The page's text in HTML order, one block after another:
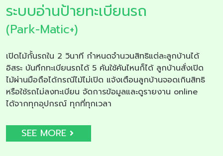
ระบบอ่านป้ายทะเบียนรถ
(Park-Matic+)
เปิดไม้กั้นรถใน 2 วินาที กำหนดจำนวนสิทธิแต่ละลูกบ้านได้
อิสระ บันทึกทะเบียนรถได้ 5 คันใช้คันไหนก็ได้ ลูกบ้านสั่งเปิด
ไม้ผ่านมือถือได้กรณีไม้ไม่เปิด แจ้งเตือนลูกบ้านจอดเกินสิทธิ
หรือใช้รถไม่ลงทะเบียน จัดการข้อมูลและดูรายงาน online
ได้จากทุกอุปกรณ์ ทุกที่ทุกเวลา
SEE MORE